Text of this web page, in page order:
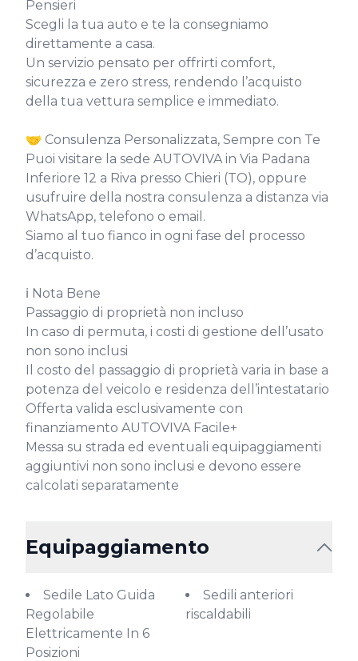
Pensieri
Scegli la tua auto e te la consegniamo
direttamente a casa.
Un servizio pensato per offrirti comfort,
sicurezza e zero stress, rendendo l’acquisto
della tua vettura semplice e immediato.
🤝 Consulenza Personalizzata, Sempre con Te
Puoi visitare la sede AUTOVIVA in Via Padana
Inferiore 12 a Riva presso Chieri (TO), oppure
usufruire della nostra consulenza a distanza via
WhatsApp, telefono o email.
Siamo al tuo fianco in ogni fase del processo
d’acquisto.
ℹ️ Nota Bene
Passaggio di proprietà non incluso
In caso di permuta, i costi di gestione dell’usato
non sono inclusi
Il costo del passaggio di proprietà varia in base a
potenza del veicolo e residenza dell’intestatario
Offerta valida esclusivamente con
finanziamento AUTOVIVA Facile+
Messa su strada ed eventuali equipaggiamenti
aggiuntivi non sono inclusi e devono essere
calcolati separatamente
Equipaggiamento
Sedile Lato Guida
Regolabile
Elettricamente In 6
Posizioni
Sedili anteriori
riscaldabili